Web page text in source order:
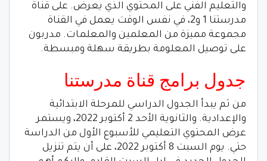
والتعليم الفني على المحتوي الذي يعرض. على قناة
مدرستنا 1 و2، في نفس الوقت يعمل في القناة
مجموعة مميزة من المعلمين والمعلمات. مدربون
على توصيل المعلومة بطريقة سهلة ومبسطة.
جدول برامج قناة مدرستنا
من ثم يبدأ الجدول الدراسي للمرحلة الابتدائية
والإعدادية. والثانوية الأحد 2 أكتوبر 2022، ويستمر
عرض المحتوي التعليمي للأسبوع الأول من الدراسة
حتي. يوم السبت 8 أكتوبر 2022، على أن يتم تنزيل